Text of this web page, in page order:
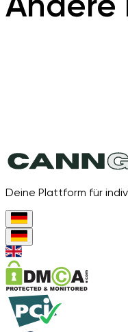
Deine Plattform für